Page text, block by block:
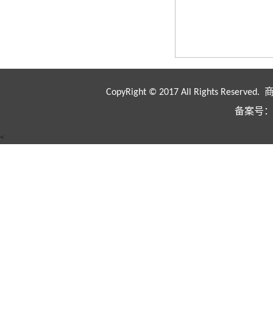
CopyRight © 2017 All Rights
备案号
<